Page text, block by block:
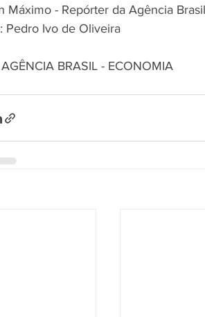
Máximo - Repórter da Agência
Pedro Ivo de Oliveira
BRASIL - ECONOMIA